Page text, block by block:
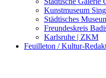
Kunstmuseum
Städtisches
Freundeskreis
Karlsruhe | ZKM
Feuilleton / Kultur-